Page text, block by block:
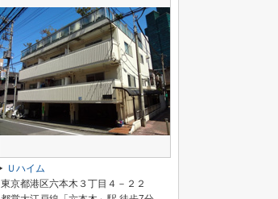
Ｕハイム
東京都港区六本木３丁目４－２２